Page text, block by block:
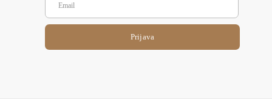
Prijava